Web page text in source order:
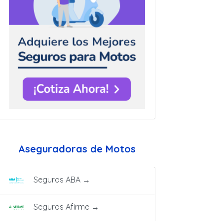
Aseguradoras de Motos
Seguros ABA →
Seguros Afirme →